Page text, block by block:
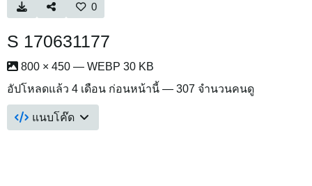
0
S 170631177
800 × 450 — WEBP 30 KB
อัปโหลดแล้ว 4 เดือน ก่อนหน้านี้ — 307 จำนวนคนดู
แนบโค๊ด